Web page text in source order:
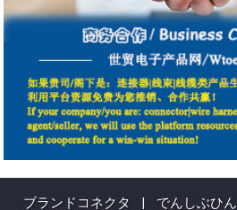
ブランドコネクタ | でんしぶひん